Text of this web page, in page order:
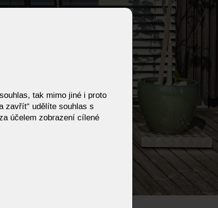
tak mimo jiné i proto
zavřít“ udělíte souhlas s
účelem zobrazení cílené